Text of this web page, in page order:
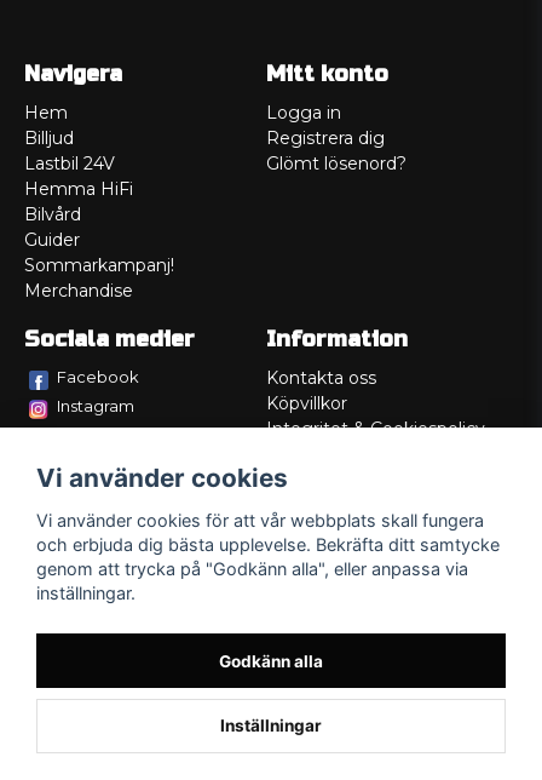
Navigera
Hem
Billjud
Lastbil 24V
Hemma HiFi
Bilvård
Guider
Sommarkampanj!
Merchandise
Mitt konto
Logga in
Registrera dig
Glömt lösenord?
Sociala medier
Facebook
Instagram
Information
Kontakta oss
Köpvillkor
Integritet & Cookiespolicy
Service/Garanti
Lådritning
Om oss
Vi använder cookies
Vi använder cookies för att vår webbplats skall fungera
och erbjuda dig bästa upplevelse. Bekräfta ditt samtycke
genom att trycka på "Godkänn alla", eller anpassa via
inställningar.
Godkänn alla
Inställningar